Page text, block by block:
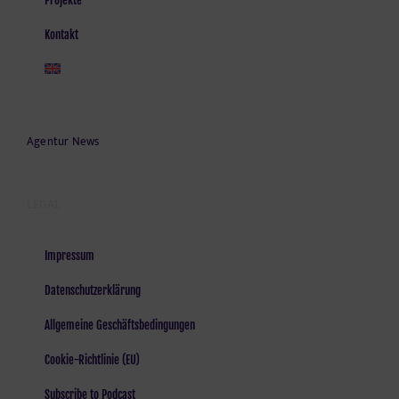
Kontakt
Agentur News
Impressum
Datenschutzerklärung
Allgemeine Geschäftsbedingungen
Cookie-Richtlinie (EU)
Subscribe to Podcast